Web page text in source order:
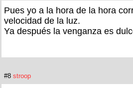
Pues yo a la hora de la hora
velocidad de la luz.
Ya después la venganza es
#8 stroop